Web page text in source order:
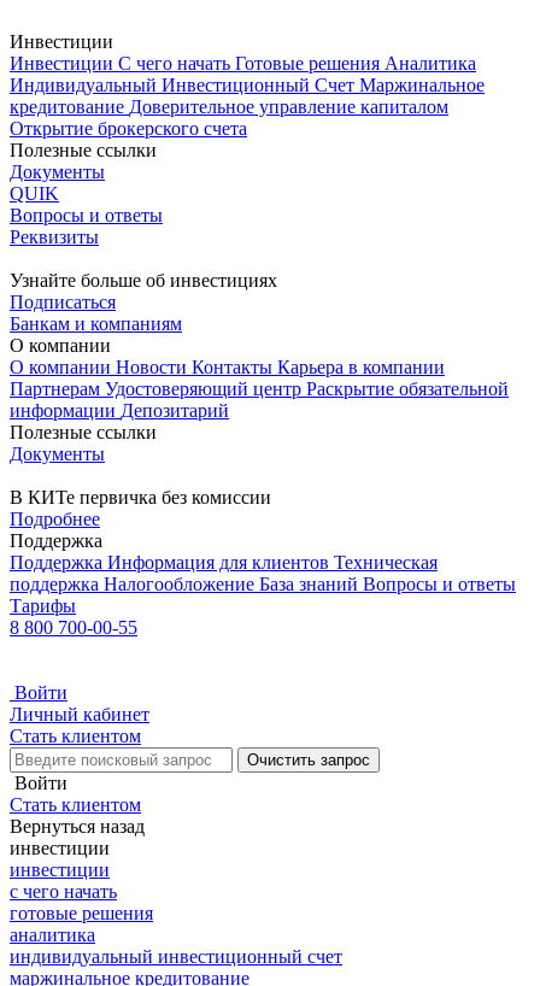
Инвестиции
Инвестиции С чего начать Готовые решения Аналитика
Индивидуальный Инвестиционный Счет Маржинальное
кредитование Доверительное управление капиталом
Открытие брокерского счета
Полезные ссылки
Документы
QUIK
Вопросы и ответы
Реквизиты
Узнайте больше об инвестициях
Подписаться
Банкам и компаниям
О компании
О компании Новости Контакты Карьера в компании
Партнерам Удостоверяющий центр Раскрытие обязательной
информации Депозитарий
Полезные ссылки
Документы
В КИТе первичка без комиссии
Подробнее
Поддержка
Поддержка Информация для клиентов Техническая
поддержка Налогообложение База знаний Вопросы и ответы
Тарифы
8 800 700-00-55
Войти
Личный кабинет
Стать клиентом
Очистить запрос
Войти
Стать клиентом
Вернуться назад
инвестиции
инвестиции
с чего начать
готовые решения
аналитика
индивидуальный инвестиционный счет
маржинальное кредитование